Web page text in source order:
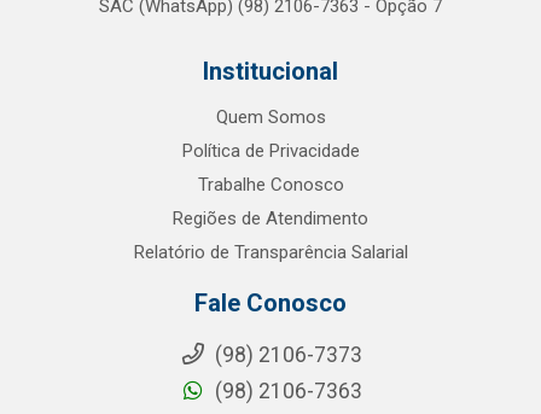
SAC (WhatsApp) (98) 2106-7363 - Opção 7
Institucional
Quem Somos
Política de Privacidade
Trabalhe Conosco
Regiões de Atendimento
Relatório de Transparência Salarial
Fale Conosco
(98) 2106-7373
(98) 2106-7363